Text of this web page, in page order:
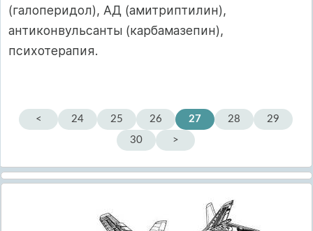
(галоперидол), АД (амитриптилин),
антиконвульсанты (карбамазепин),
психотерапия.
< 24 25 26 27 28
29
30
>